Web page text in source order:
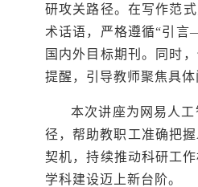
研攻关路径。在写作范
术话语，严格遵循“引
国内外目标期刊。同时
提醒，引导教师聚焦具
本次讲座为网易人
径，帮助教职工准确把
契机，持续推动科研工
学科建设迈上新台阶。